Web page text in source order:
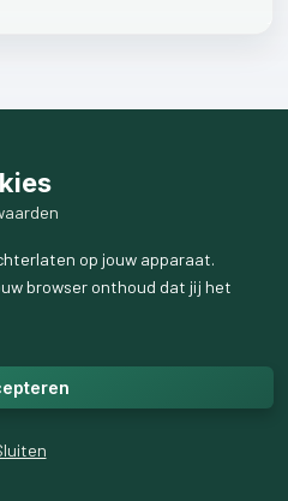
op jouw apparaat.
browser onthoud dat jij het